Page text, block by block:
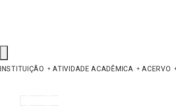
INSTITUIÇÃO ATIVIDADE ACADÊMICA ACERVO